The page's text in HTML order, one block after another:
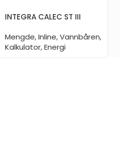
INTEGRA CALEC ST III
Mengde,Inline,Vannbåren,
Kalkulator,Energi